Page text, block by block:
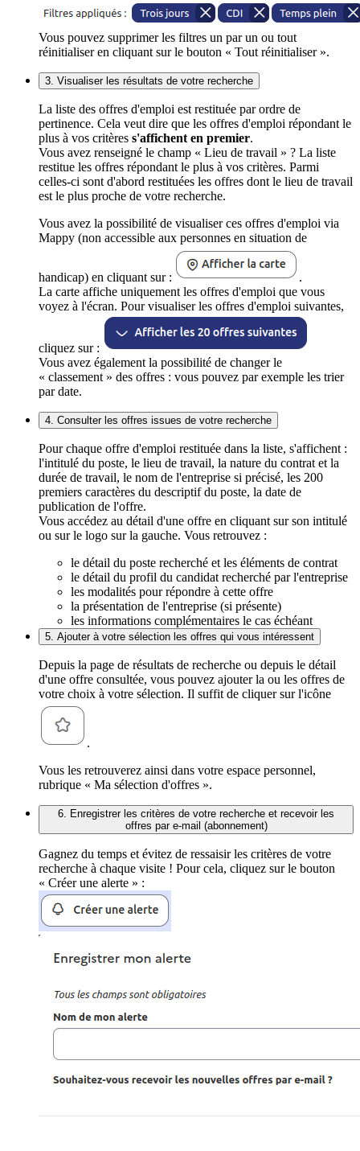
Vous pouvez supprimer les filtres un par un ou tout
réinitialiser en cliquant sur le bouton « Tout réinitialiser ».
3. Visualiser les résultats de votre recherche
La liste des offres d'emploi est restituée par ordre de
pertinence. Cela veut dire que les offres d'emploi répondant le
plus à vos critères s'affichent en premier.
Vous avez renseigné le champ « Lieu de travail » ? La liste
restitue les offres répondant le plus à vos critères. Parmi
celles-ci sont d'abord restituées les offres dont le lieu de travail
est le plus proche de votre recherche.
Vous avez la possibilité de visualiser ces offres d'emploi via
Mappy (non accessible aux personnes en situation de
handicap) en cliquant sur :
.
La carte affiche uniquement les offres d'emploi que vous
voyez à l'écran. Pour visualiser les offres d'emploi suivantes,
cliquez sur :
Vous avez également la possibilité de changer le
« classement » des offres : vous pouvez par exemple les trier
par date.
4. Consulter les offres issues de votre recherche
Pour chaque offre d'emploi restituée dans la liste, s'affichent :
l'intitulé du poste, le lieu de travail, la nature du contrat et la
durée de travail, le nom de l'entreprise si précisé, les 200
premiers caractères du descriptif du poste, la date de
publication de l'offre.
Vous accédez au détail d'une offre en cliquant sur son intitulé
ou sur le logo sur la gauche. Vous retrouvez :
le détail du poste recherché et les éléments de contrat
le détail du profil du candidat recherché par l'entreprise
les modalités pour répondre à cette offre
la présentation de l'entreprise (si présente)
les informations complémentaires le cas échéant
5. Ajouter à votre sélection les offres qui vous intéressent
Depuis la page de résultats de recherche ou depuis le détail
d'une offre consultée, vous pouvez ajouter la ou les offres de
votre choix à votre sélection. Il suffit de cliquer sur l'icône
.
Vous les retrouverez ainsi dans votre espace personnel,
rubrique « Ma sélection d'offres ».
6. Enregistrer les critères de votre recherche et recevoir les
offres par e-mail (abonnement)
Gagnez du temps et évitez de ressaisir les critères de votre
recherche à chaque visite ! Pour cela, cliquez sur le bouton
« Créer une alerte » :